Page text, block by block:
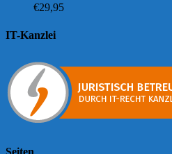
€29,95
IT-Kanzlei
Seiten